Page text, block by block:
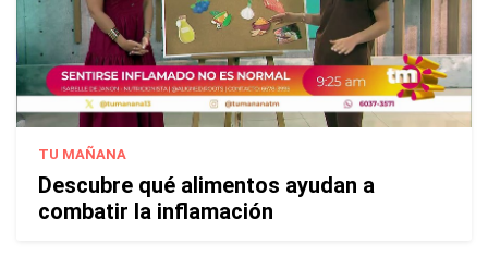
TU MAÑANA
Descubre qué alimentos ayudan a
combatir la inflamación